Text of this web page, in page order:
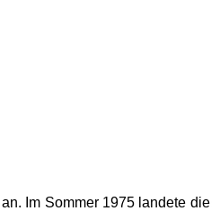
Im Sommer 1975 landete die